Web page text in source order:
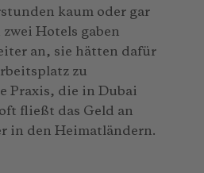
kaum oder gar
Hotels gaben
an, sie hätten dafür
zu
Praxis, die in Dubai
fließt das Geld an
in den Heimatländern.